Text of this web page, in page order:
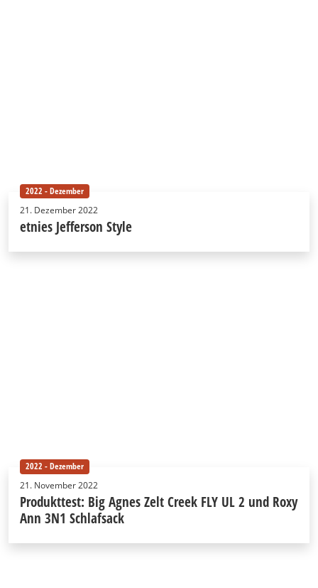
2022 - Dezember
21. Dezember 2022
etnies Jefferson Style
2022 - Dezember
21. November 2022
Produkttest: Big Agnes Zelt Creek FLY UL 2 und Roxy
Ann 3N1 Schlafsack